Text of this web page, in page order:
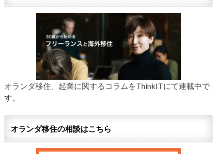
オランダ移住、起業に関するコラムをThinkITにて連載中で
す。
オランダ移住の相談はこちら